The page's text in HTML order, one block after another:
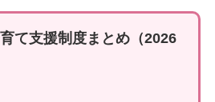
て支援制度まとめ（2026